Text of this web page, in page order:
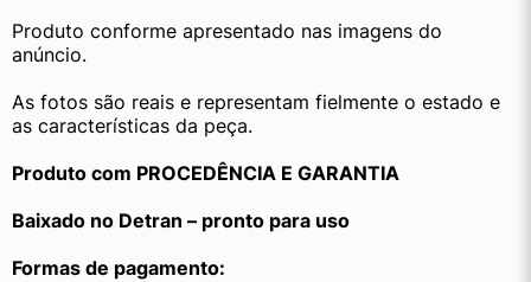
Produto conforme apresentado nas imagens do
anúncio.
As fotos são reais e representam fielmente o estado e
as características da peça.
Produto com PROCEDÊNCIA E GARANTIA
Baixado no Detran – pronto para uso
Formas de pagamento: